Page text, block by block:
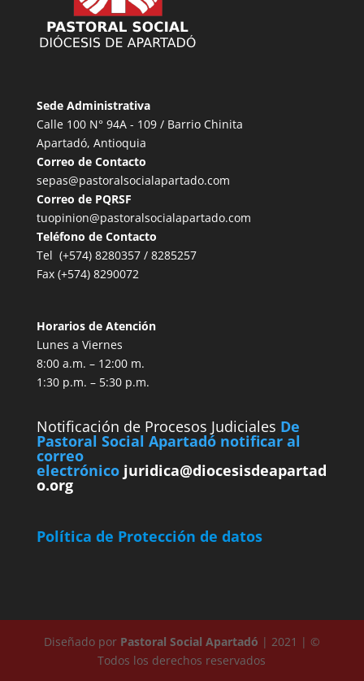
Sede Administrativa
Calle 100 N° 94A - 109 / Barrio Chinita
Apartadó, Antioquia
Correo de Contacto
sepas@pastoralsocialapartado.com
Correo de PQRSF
tuopinion@pastoralsocialapartado.com
Teléfono de Contacto
Tel (+574) 8280357 / 8285257
Fax (+574) 8290072
Horarios de Atención
Lunes a Viernes
8:00 a.m. – 12:00 m.
1:30 p.m. – 5:30 p.m.
Notificación de Procesos Judiciales De
Pastoral Social Apartadó notificar al
correo
electrónico juridica@diocesisdeapartad
o.org
Política de Protección de datos
Diseñado por Pastoral Social Apartadó | 2021 | ©
Todos los derechos reservados